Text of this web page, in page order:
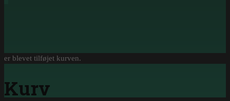
er blevet tilføjet kurven.
Kurv